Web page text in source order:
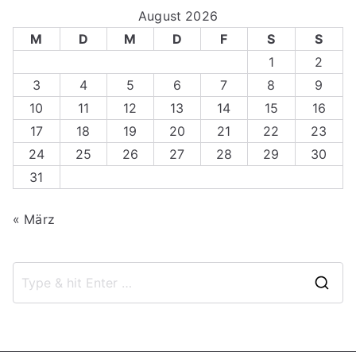
August 2026
M
D M D F S
S
1
2
3
4 5 6 7 8
9
10
11 12 13 14 15
16
17
18 19 20 21 22
23
24
25 26 27 28 29
30
31
« März